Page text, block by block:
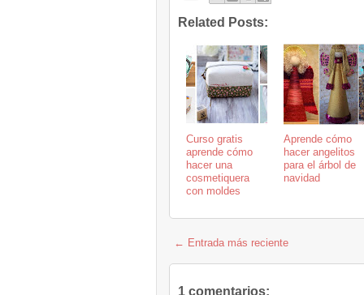
Related Posts:
Curso gratis
aprende cómo
hacer una
cosmetiquera
con moldes
Aprende cómo
hacer angelitos
para el árbol de
navidad
← Entrada más reciente
1 comentarios: